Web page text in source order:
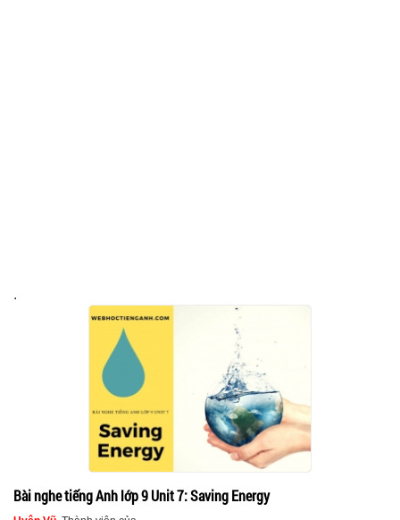
.
Bài nghe tiếng Anh lớp 9 Unit 7: Saving Energy